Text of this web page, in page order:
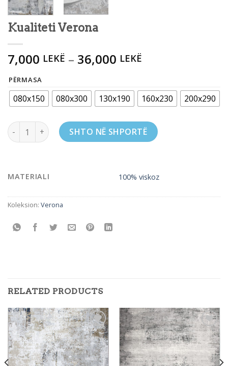
Kualiteti Verona
7,000 LEKË – 36,000 LEKË
PËRMASA
080x150 080x300 130x190 160x230 200x290
Kualiteti Verona quantitySHTO NË SHPORTË
MATERIALI 100% viskoz
Koleksion: Verona
RELATED PRODUCTS
Add to
wishlist
Add to
wishlist